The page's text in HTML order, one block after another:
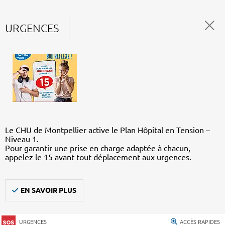
URGENCES
Le CHU de Montpellier active le Plan Hôpital en Tension –
Niveau 1.
Pour garantir une prise en charge adaptée à chacun,
appelez le 15 avant tout déplacement aux urgences.
EN SAVOIR PLUS
URGENCES ACCÈS RAPIDES